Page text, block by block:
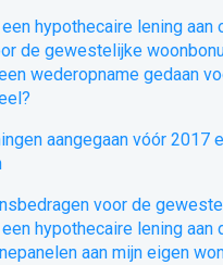
hypothecaire lening
de gewestelijke
wederopname gedaan
aangegaan vóór 2017
voor de
hypothecaire lening
aan mijn eigen